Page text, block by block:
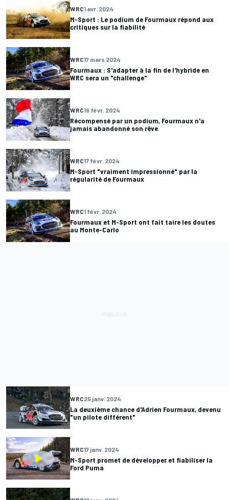
WRC1 avr. 2024
M-Sport : Le podium de Fourmaux répond aux
critiques sur la fiabilité
WRC17 mars 2024
Fourmaux : S'adapter à la fin de l'hybride en
WRC sera un "challenge"
WRC19 févr. 2024
Récompensé par un podium, Fourmaux n'a
jamais abandonné son rêve
WRC17 févr. 2024
M-Sport "vraiment impressionné" par la
régularité de Fourmaux
WRC1 févr. 2024
Fourmaux et M-Sport ont fait taire les doutes
au Monte-Carlo
WRC25 janv. 2024
La deuxième chance d'Adrien Fourmaux, devenu
"un pilote différent"
WRC17 janv. 2024
M-Sport promet de développer et fiabiliser la
Ford Puma